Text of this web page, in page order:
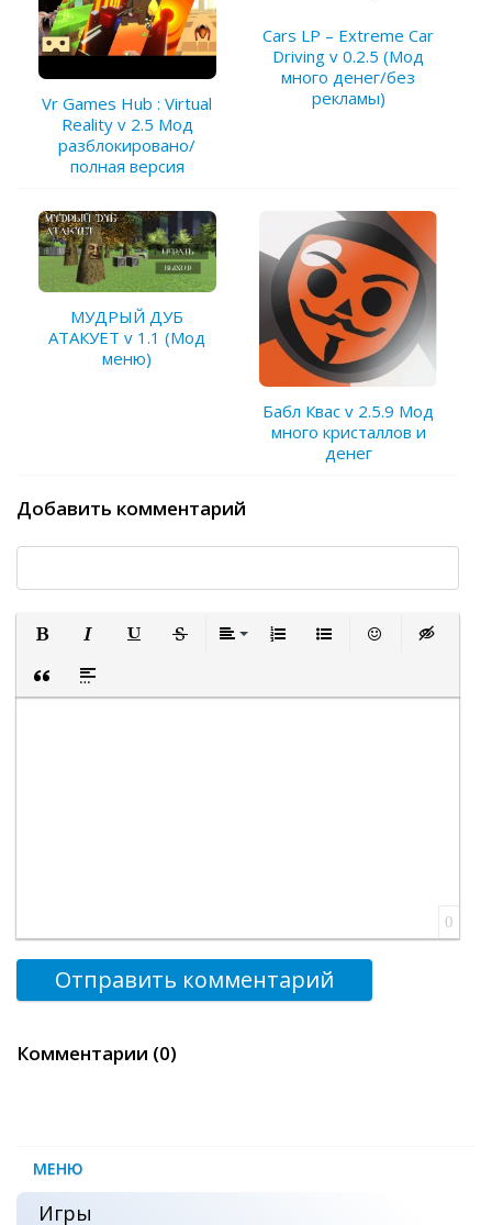
Vr Games Hub : Virtual
Reality v 2.5 Мод
разблокировано/
полная версия
Cars LP – Extreme Car
Driving v 0.2.5 (Мод
много денег/без
рекламы)
МУДРЫЙ ДУБ
АТАКУЕТ v 1.1 (Мод
меню)
Бабл Квас v 2.5.9 Мод
много кристаллов и
денег
Добавить комментарий
Вставка цитаты
Вставка спойлера
0
Отправить комментарий
Комментарии (0)
МЕНЮ
Игры